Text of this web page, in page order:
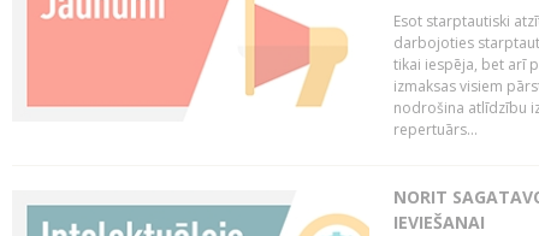
Esot starptautiski
darbojoties
tikai iespēja, bet arī
izmaksas visiem
nodrošina atlīdzību
repertuārs...
NORIT
IEVIEŠANAI